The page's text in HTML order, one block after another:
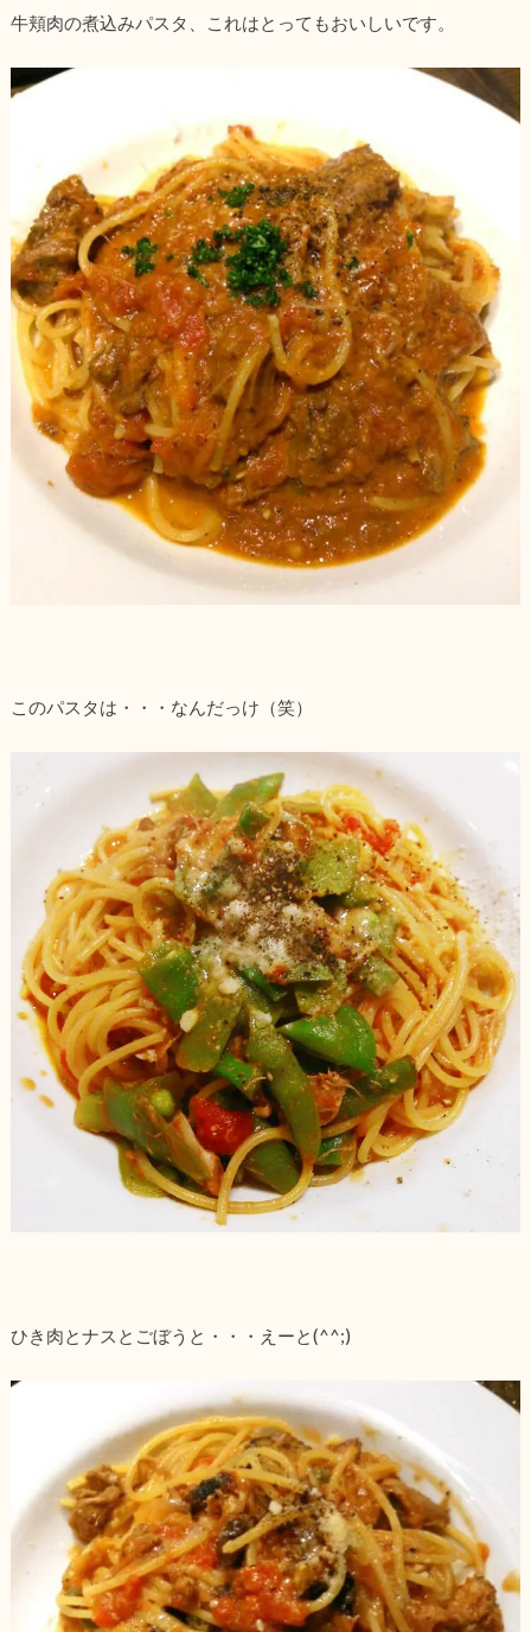
牛頬肉の煮込みパスタ、これはとってもおいしいです。
このパスタは・・・なんだっけ（笑）
ひき肉とナスとごぼうと・・・えーと(^^;)